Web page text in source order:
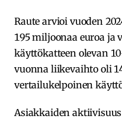
Raute arvioi vuoden
195 miljoonaa euroa ja
käyttökatteen olevan
vuonna liikevaihto oli
vertailukelpoinen
Asiakkaiden